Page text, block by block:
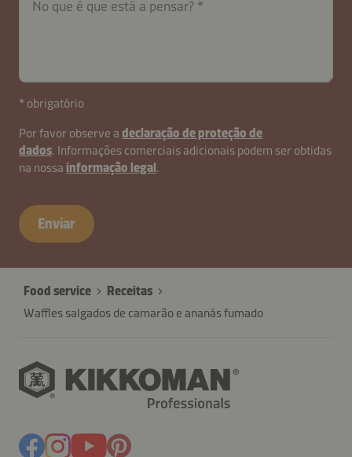
No que é que está a pensar?
* obrigatório
Por favor observe a declaração de proteção de
dados. Informações comerciais adicionais podem ser obtidas
na nossa informação legal.
B2B-
26621-
Enviar
Food service
Receitas
Waffles salgados de camarão e ananás fumado